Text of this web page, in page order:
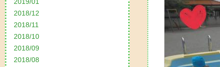
2018/12
2018/11
2018/10
2018/09
2018/08